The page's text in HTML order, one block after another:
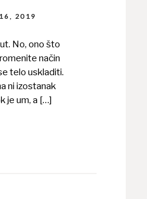
2019
No, ono što
način
telo uskladiti.
ni izostanak
je um, a […]